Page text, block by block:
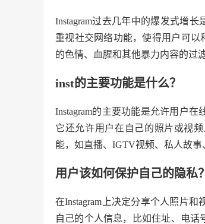
Instagram过去几年中的爆发式增
重视社交网络功能，使得用户可以
的色情、血腥和其他暴力内容的过
inst的主要功能是什么？
Instagram的主要功能是允许用户
它还允许用户在自己的照片或视
能，如直播、IGTV视频、私人故事
用户该如何保护自己的隐私？
在Instagram上决定分享个人照片
自己的个人信息，比如住址、电